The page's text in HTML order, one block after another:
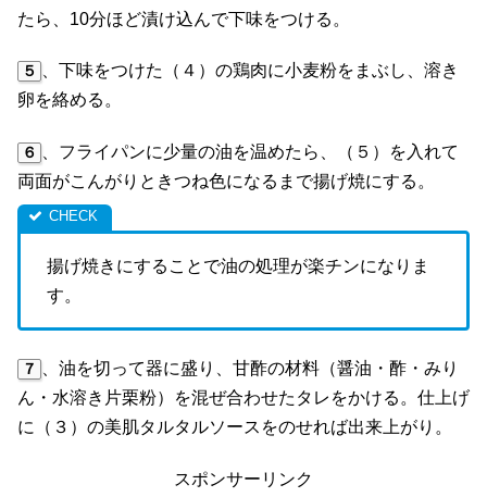
たら、10分ほど漬け込んで下味をつける。
５ 、下味をつけた（４）の鶏肉に小麦粉をまぶし、溶き
卵を絡める。
６ 、フライパンに少量の油を温めたら、（５）を入れて
両面がこんがりときつね色になるまで揚げ焼にする。
揚げ焼きにすることで油の処理が楽チンになりま
す。
７ 、油を切って器に盛り、甘酢の材料（醤油・酢・みり
ん・水溶き片栗粉）を混ぜ合わせたタレをかける。仕上げ
に（３）の美肌タルタルソースをのせれば出来上がり。
スポンサーリンク